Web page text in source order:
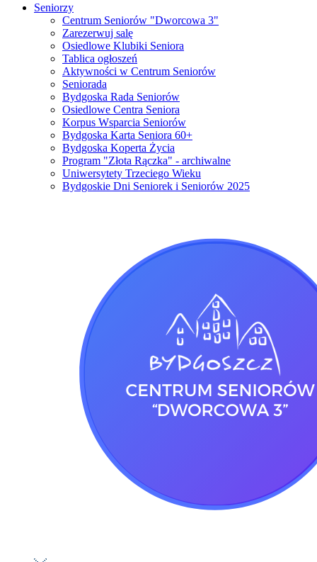
Seniorzy
Centrum Seniorów "Dworcowa 3"
Zarezerwuj salę
Osiedlowe Klubiki Seniora
Tablica ogłoszeń
Aktywności w Centrum Seniorów
Seniorada
Bydgoska Rada Seniorów
Osiedlowe Centra Seniora
Korpus Wsparcia Seniorów
Bydgoska Karta Seniora 60+
Bydgoska Koperta Życia
Program "Złota Rączka" - archiwalne
Uniwersytety Trzeciego Wieku
Bydgoskie Dni Seniorek i Seniorów 2025